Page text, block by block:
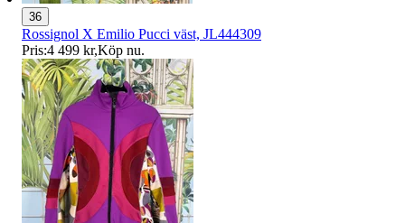
36
Rossignol X Emilio Pucci väst, JL444309
Pris:4 499 kr,Köp nu.